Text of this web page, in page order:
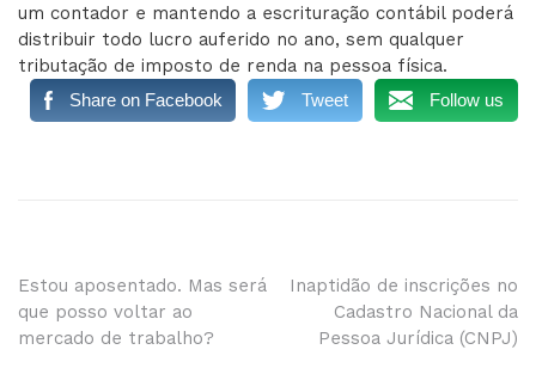
um contador e mantendo a escrituração contábil poderá
distribuir todo lucro auferido no ano, sem qualquer
tributação de imposto de renda na pessoa física.
Share on Facebook Tweet Follow us
Navegação
de
Estou aposentado. Mas será
que posso voltar ao
mercado de trabalho?
Inaptidão de inscrições no
Cadastro Nacional da
Pessoa Jurídica (CNPJ)